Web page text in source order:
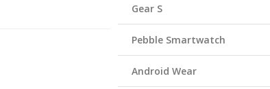
Gear S
Pebble Smartwatch
Android Wear